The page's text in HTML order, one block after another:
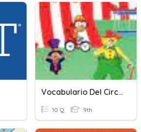
Vocabulario Del Circo
10 Q 9th